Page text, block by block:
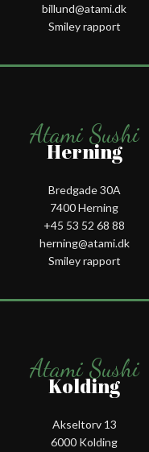
billund@atami.dk
Smiley rapport
Atami Sushi
Herning
Bredgade 30A
7400 Herning
+45 53 52 68 88
herning@atami.dk
Smiley rapport
Atami Sushi
Kolding
Akseltorv 13
6000 Kolding